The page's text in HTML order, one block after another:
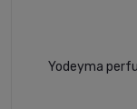
Yodeyma